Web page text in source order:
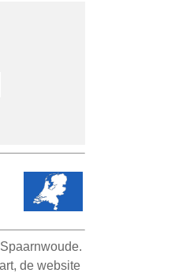
de website